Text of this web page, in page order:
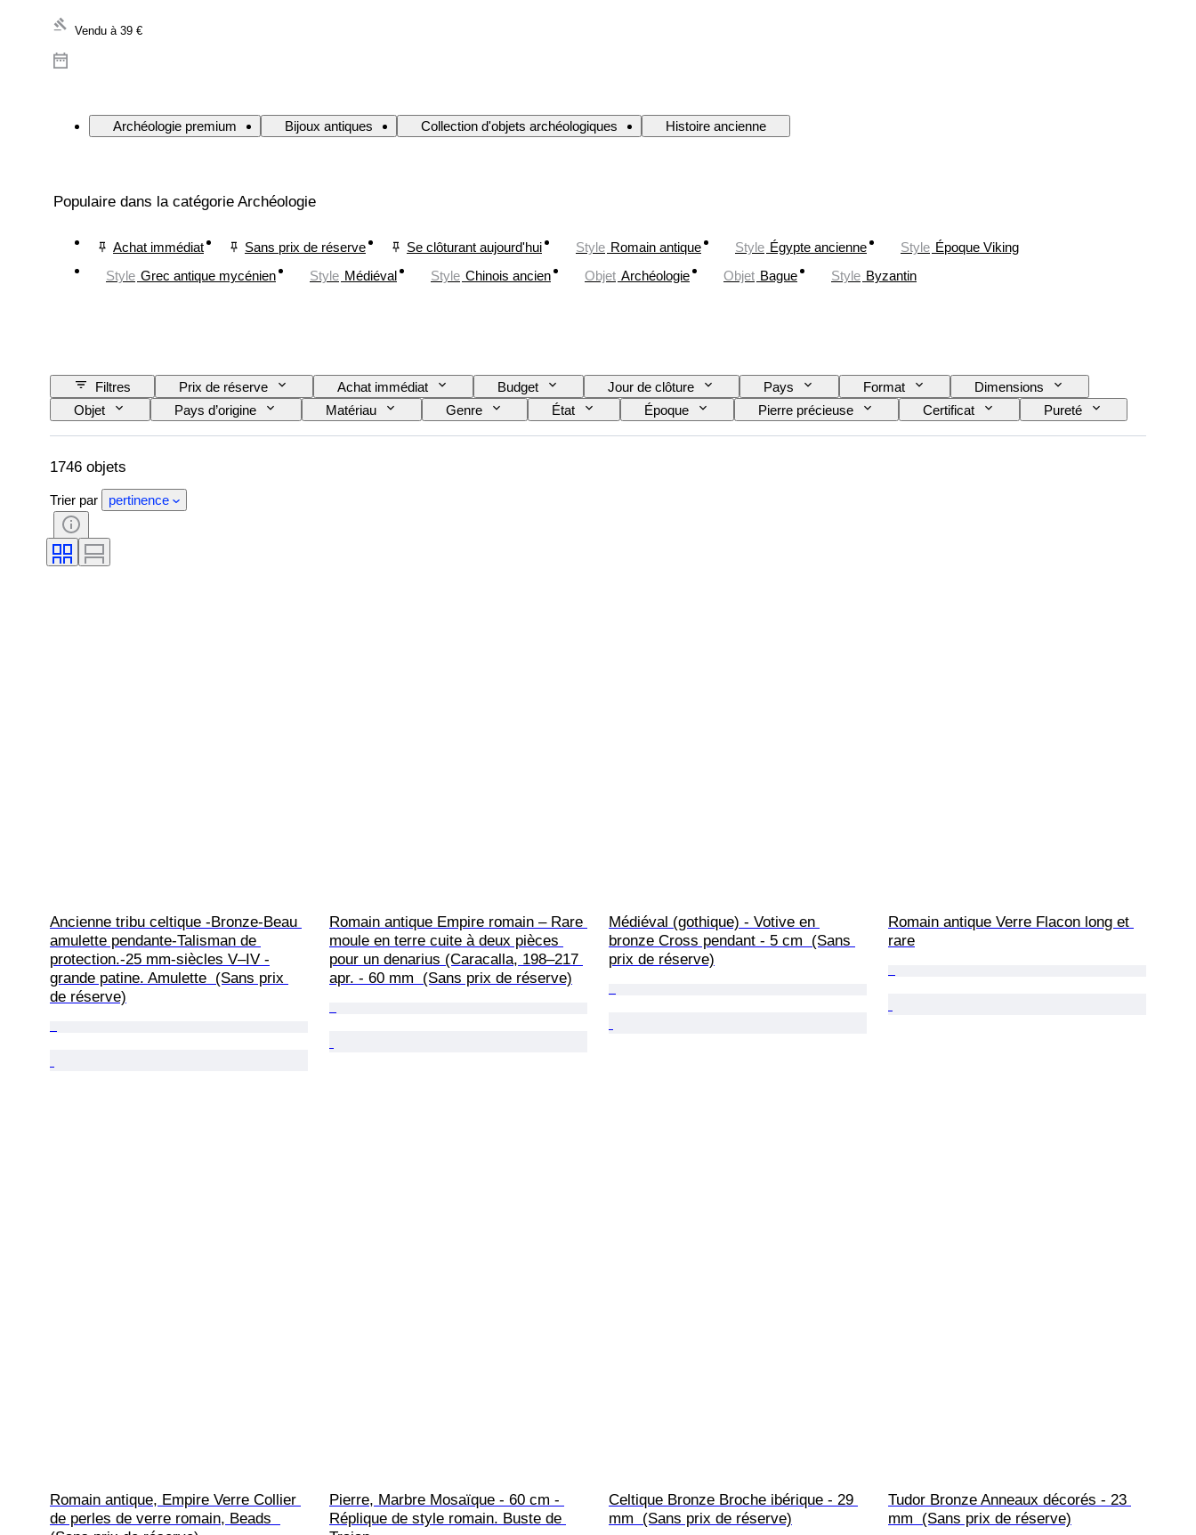
Vendu à 39 €
Archéologie premium Bijoux antiques Collection d'objets archéologiques Histoire ancienne
Populaire dans la catégorie Archéologie
Achat immédiat Sans prix de réserve Se clôturant aujourd'hui Style Romain antique Style Égypte ancienne Style Époque Viking
Style Grec antique mycénien Style Médiéval Style Chinois ancien Objet Archéologie Objet Bague Style Byzantin
Filtres Prix de réserve Achat immédiat Budget Jour de clôture Pays Format
Dimensions
Objet
Pays d’origine Matériau Genre État Époque Pierre précieuse Certificat
Pureté
Style
Signature Couleur Monnaie Taille Types d'archéologie Taille de l’article
Culture
1746 objets
Trier par pertinence
Ancienne tribu celtique -Bronze-Beau
amulette pendante-Talisman de
protection.-25 mm-siècles V–IV -
grande patine. Amulette  (Sans prix
de réserve)
Romain antique Empire romain – Rare
moule en terre cuite à deux pièces
pour un denarius (Caracalla, 198–217
apr. - 60 mm  (Sans prix de réserve)
Médiéval (gothique) - Votive en
bronze Cross pendant - 5 cm  (Sans
prix de réserve)
Romain antique Verre Flacon long et
rare
Romain antique, Empire Verre Collier
de perles de verre romain, Beads
Pierre, Marbre Mosaïque - 60 cm -
Réplique de style romain. Buste de
Celtique Bronze Broche ibérique - 29
mm  (Sans prix de réserve)
Tudor Bronze Anneaux décorés - 23
mm  (Sans prix de réserve)